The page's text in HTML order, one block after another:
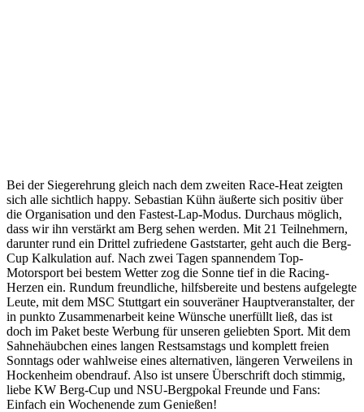
Bei der Siegerehrung gleich nach dem zweiten Race-Heat zeigten
sich alle sichtlich happy. Sebastian Kühn äußerte sich positiv über
die Organisation und den Fastest-Lap-Modus. Durchaus möglich,
dass wir ihn verstärkt am Berg sehen werden. Mit 21 Teilnehmern,
darunter rund ein Drittel zufriedene Gaststarter, geht auch die Berg-
Cup Kalkulation auf. Nach zwei Tagen spannendem Top-
Motorsport bei bestem Wetter zog die Sonne tief in die Racing-
Herzen ein. Rundum freundliche, hilfsbereite und bestens aufgelegte
Leute, mit dem MSC Stuttgart ein souveräner Hauptveranstalter, der
in punkto Zusammenarbeit keine Wünsche unerfüllt ließ, das ist
doch im Paket beste Werbung für unseren geliebten Sport. Mit dem
Sahnehäubchen eines langen Restsamstags und komplett freien
Sonntags oder wahlweise eines alternativen, längeren Verweilens in
Hockenheim obendrauf. Also ist unsere Überschrift doch stimmig,
liebe KW Berg-Cup und NSU-Bergpokal Freunde und Fans:
Einfach ein Wochenende zum Genießen!